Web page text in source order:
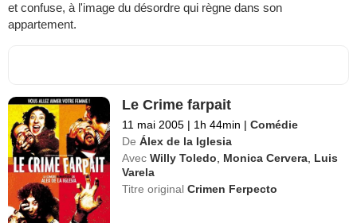
et confuse, à l'image du désordre qui règne dans son
appartement.
Le Crime farpait
11 mai 2005 | 1h 44min | Comédie
De Álex de la Iglesia
Avec Willy Toledo, Monica Cervera, Luis
Varela
Titre originalCrimen Ferpecto